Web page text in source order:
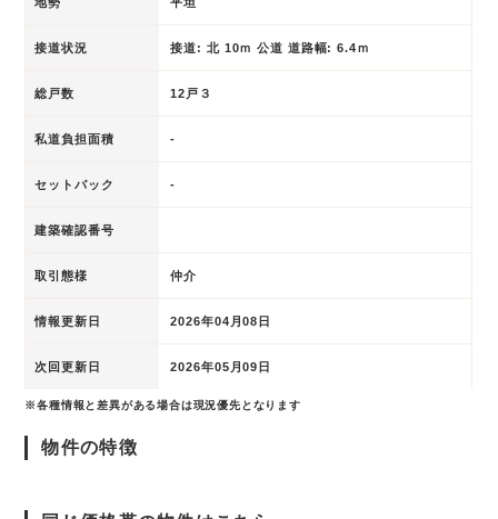
接道状況 接道: 北 10ｍ 公道 道路幅: 6.4ｍ
総戸数 12戸３
私道負担面積 -
セットバック -
建築確認番号
取引態様 仲介
情報更新日 2026年04月08日
次回更新日 2026年05月09日
※各種情報と差異がある場合は現況優先となります
物件の特徴